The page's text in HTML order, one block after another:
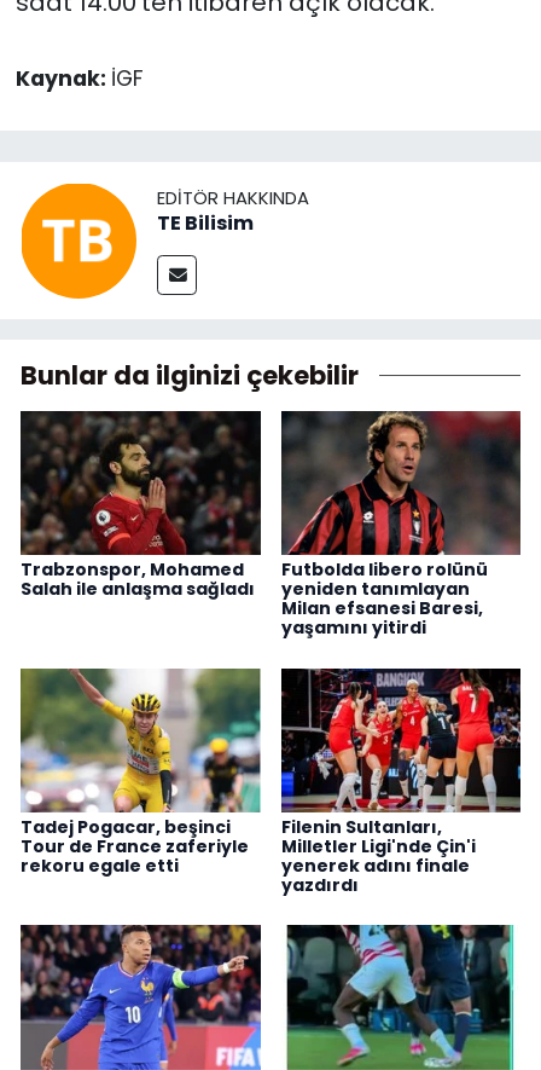
Kaynak: İGF
EDITÖR HAKKINDA
TE Bilisim
Bunlar da ilginizi çekebilir
Trabzonspor, Mohamed
Salah ile anlaşma sağladı
Futbolda libero rolünü
yeniden tanımlayan
Milan efsanesi Baresi,
yaşamını yitirdi
Tadej Pogacar, beşinci
Tour de France zaferiyle
rekoru egale etti
Filenin Sultanları,
Milletler Ligi'nde Çin'i
yenerek adını finale
yazdırdı